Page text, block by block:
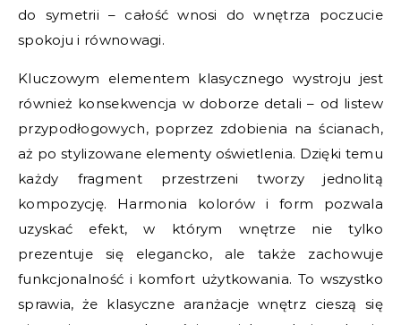
do symetrii – całość wnosi do wnętrza poczucie
spokoju i równowagi.
Kluczowym elementem klasycznego wystroju jest
również konsekwencja w doborze detali – od listew
przypodłogowych, poprzez zdobienia na ścianach,
aż po stylizowane elementy oświetlenia. Dzięki temu
każdy fragment przestrzeni tworzy jednolitą
kompozycję. Harmonia kolorów i form pozwala
uzyskać efekt, w którym wnętrze nie tylko
prezentuje się elegancko, ale także zachowuje
funkcjonalność i komfort użytkowania. To wszystko
sprawia, że klasyczne aranżacje wnętrz cieszą się